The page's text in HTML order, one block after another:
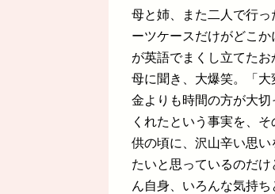
母と姉、また二人で行
ーツケースだけがどこ
が英語でまくし立てた
母に聞き、大爆笑。「
金よりも時間の方が大
くれたという事実を、
供の頃に、沢山辛い思
たいと思っているのだ
ん自身、いろんな気持